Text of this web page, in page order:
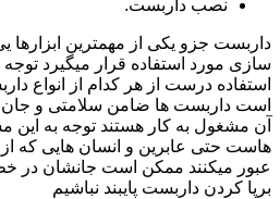
نصب داربست.
داربست جزو یکی از مهمترین
سازی مورد استفاده قرار میگیرد
استفاده درست از هر کدام از انواع
است داربست ها ضامن سلامتی و
آن مشغول به کار هستند توجه به این
هاست حتی عابرین و انسان هایی که
عبور میکنند ممکن است جانشان در
برپا کردن داربست پایبند نباشیم